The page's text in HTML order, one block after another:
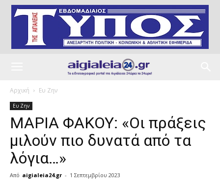
Αρχική Ευ Ζην
Ευ Ζην
ΜΑΡΙΑ ΦΑΚΟΥ: «Οι πράξεις
μιλούν πιο δυνατά από τα
λόγια…»
Από aigialeia24.gr - 1 Σεπτεμβρίου 2023